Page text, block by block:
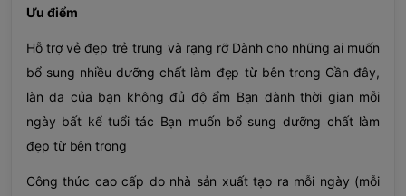
Ưu điểm
Hỗ trợ vẻ đẹp trẻ trung và rạng rỡ Dành cho những ai muốn
bổ sung nhiều dưỡng chất làm đẹp từ bên trong Gần đây,
làn da của bạn không đủ độ ẩm Bạn dành thời gian mỗi
ngày bất kể tuổi tác Bạn muốn bổ sung dưỡng chất làm
đẹp từ bên trong
Công thức cao cấp do nhà sản xuất tạo ra mỗi ngày (mỗi